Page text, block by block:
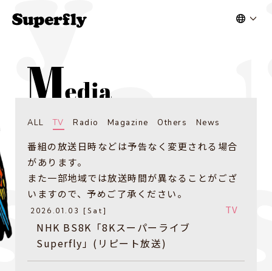
ALL TV Radio Magazine Others News
番組の放送日時などは予告なく変更される場合
があります。
また一部地域では放送時間が異なることがござ
いますので、予めご了承ください。
2026.01.03 [Sat] TV
NHK BS8K「8Kスーパーライブ
Superfly」(リピート放送)